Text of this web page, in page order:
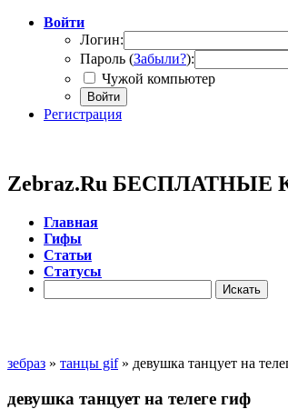
Войти
Логин:
Пароль (Забыли?):
Чужой компьютер
Войти
Регистрация
Zebraz.Ru
Главная
Гифы
Cтатьи
Cтатусы
зебраз » танцы gif» девушка танцует на
девушка танцует на телеге гиф